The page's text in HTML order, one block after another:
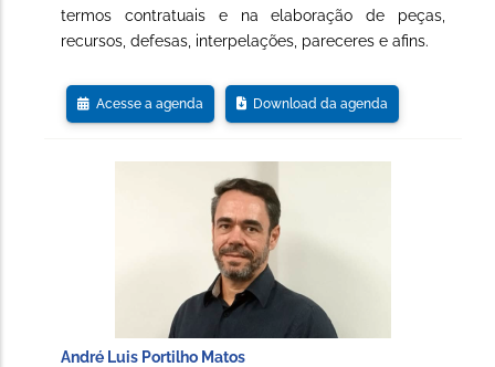
termos contratuais e na elaboração de peças,
recursos, defesas, interpelações, pareceres e afins.
Acesse a agenda Download da agenda
André Luis Portilho Matos